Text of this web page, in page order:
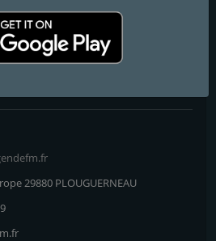
29880 PLOUGUERNEAU